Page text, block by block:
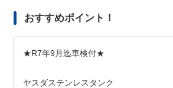
おすすめポイント！
★R7年9月迄車検付★
ヤスダステンレスタンク